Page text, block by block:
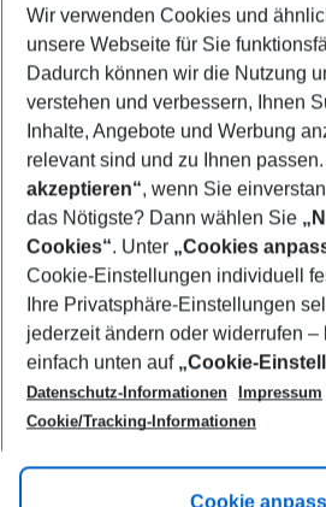
2 Erwachsene Keine Kinder
Mehr Filter
Footer
Footer navigation
Über uns
AGB
Cookie-Einstellungen ändern
Cookie-Richtlinie
Datenschutz
Service & Hilfe
Barrierefreies Reisen
Check-in
Flugbeschränkungen
Folgen Sie uns
Wir verwenden Cookies und
unsere Webseite für Sie
Dadurch können wir die Nutzung
verstehen und verbessern, Ihnen
Inhalte, Angebote und Werbung
relevant sind und zu Ihnen
akzeptieren“, wenn Sie
das Nötigste? Dann wählen Sie
Cookies“. Unter „Cookies
Cookie-Einstellungen individuell
Ihre Privatsphäre-Einstellungen
jederzeit ändern oder widerrufen –
einfach unten auf „Cookie-
Datenschutz-Informationen
Impressum
Cookie/Tracking-Informationen
Cookie